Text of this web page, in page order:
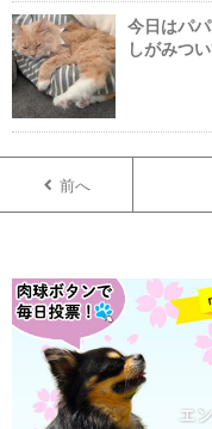
今日はパ
しがみつ
前へ